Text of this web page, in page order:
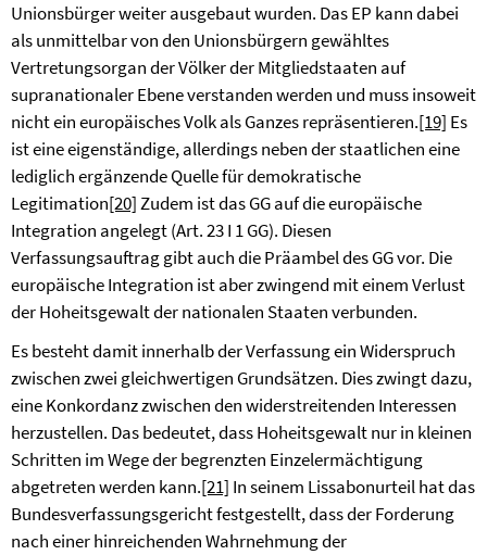
Unionsbürger weiter ausgebaut wurden. Das EP kann dabei
als unmittelbar von den Unionsbürgern gewähltes
Vertretungsorgan der Völker der Mitgliedstaaten auf
supranationaler Ebene verstanden werden und muss insoweit
nicht ein europäisches Volk als Ganzes repräsentieren.[19] Es
ist eine eigenständige, allerdingsneben der staatlicheneine
lediglichergänzendeQuelle für demokratische
Legitimation[20]Zudem ist das GG auf die europäische
Integration angelegt (Art. 23 I 1 GG). Diesen
Verfassungsauftrag gibt auch die Präambel des GG vor. Die
europäische Integration ist aber zwingend mit einem Verlust
der Hoheitsgewalt der nationalen Staaten verbunden.
Es besteht damit innerhalb der Verfassung ein Widerspruch
zwischen zwei gleichwertigen Grundsätzen. Dies zwingt dazu,
eine Konkordanz zwischen den widerstreitenden Interessen
herzustellen. Das bedeutet, dass Hoheitsgewalt nur in kleinen
Schritten im Wege der begrenzten Einzelermächtigung
abgetreten werden kann.[21] In seinem Lissabonurteil hat das
Bundesverfassungsgericht festgestellt, dass derForderung
nach einer hinreichenden Wahrnehmung der